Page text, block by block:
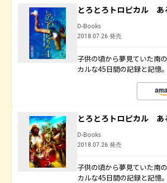
とろとろトロピカル
D-Books
2018.07.26 発売
子供の頃から夢見ていた南
カルな45日間の記録と記憶。
とろとろトロピカル
D-Books
2018.07.26 発売
子供の頃から夢見ていた南
カルな45日間の記録と記憶。